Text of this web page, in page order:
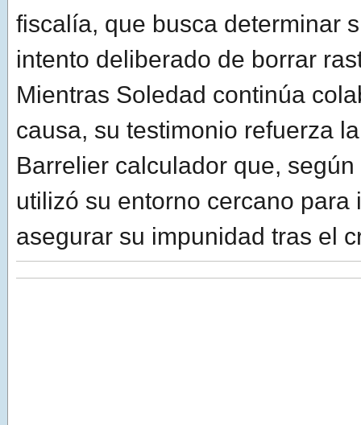
fiscalía, que busca determinar
intento deliberado de borrar
Mientras Soledad continúa
causa, su testimonio refuerza
Barrelier calculador que,
utilizó su entorno cercano para
asegurar su impunidad tras el